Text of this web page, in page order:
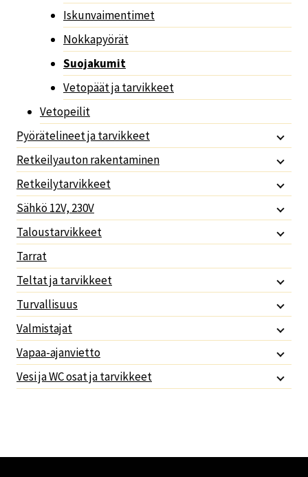
Iskunvaimentimet
Nokkapyörät
Suojakumit
Vetopäät ja tarvikkeet
Vetopeilit
Pyörätelineet ja tarvikkeet
Retkeilyauton rakentaminen
Retkeilytarvikkeet
Sähkö 12V, 230V
Taloustarvikkeet
Tarrat
Teltat ja tarvikkeet
Turvallisuus
Valmistajat
Vapaa-ajanvietto
Vesi ja WC osat ja tarvikkeet